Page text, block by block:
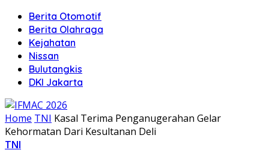
Berita Otomotif
Berita Olahraga
Kejahatan
Nissan
Bulutangkis
DKI Jakarta
Home TNI Kasal Terima Penganugerahan Gelar
Kehormatan Dari Kesultanan Deli
TNI